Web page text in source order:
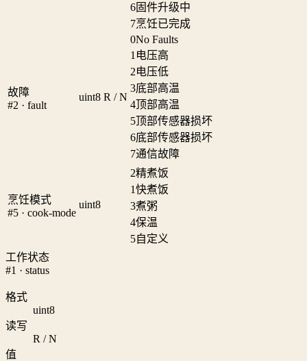
6固件升级中
7烹饪已完成
故障
#2 · fault
uint8 R / N
0No Faults
1 电压高
2电压低
3底部高温
4顶部高温
5顶部传感器损坏
6底部传感器损坏
7通信故障
烹饪模式
#5 · cook-mode
uint8
2精煮饭
1快煮饭
3煮粥
4保温
5自定义
工作状态
#1 · status
格式
uint8
读写
R / N
值